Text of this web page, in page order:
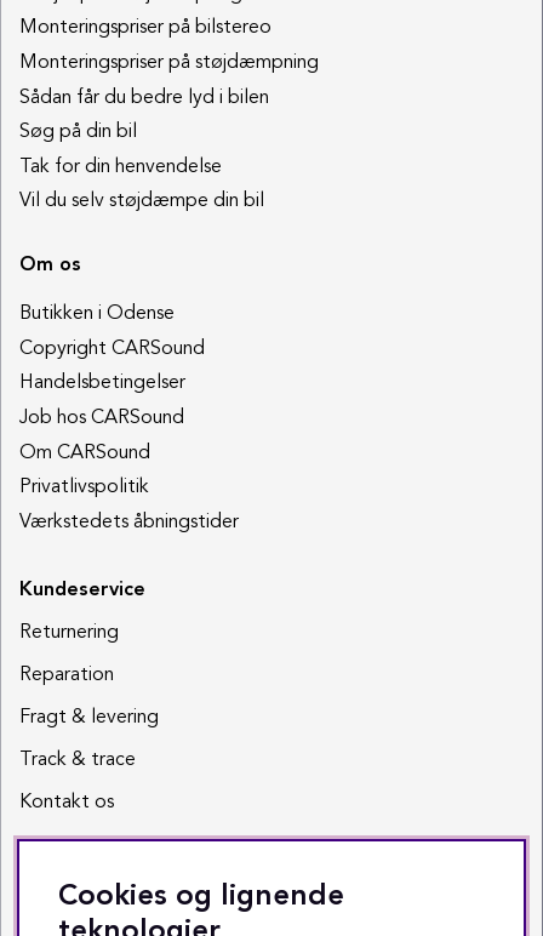
Monteringspriser på bilstereo
Monteringspriser på støjdæmpning
Sådan får du bedre lyd i bilen
Søg på din bil
Tak for din henvendelse
Vil du selv støjdæmpe din bil
Om os
Butikken i Odense
Copyright CARSound
Handelsbetingelser
Job hos CARSound
Om CARSound
Privatlivspolitik
Værkstedets åbningstider
Kundeservice
Returnering
Reparation
Fragt & levering
Track & trace
Kontakt os
Sociale medier
Facebook
Cookies og lignende